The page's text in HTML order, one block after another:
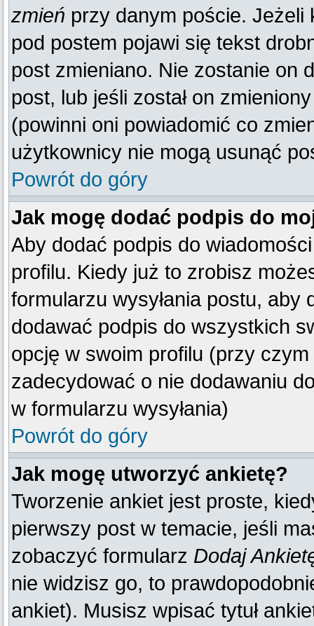
zmień przy danym poście. Jeżeli
pod postem pojawi się tekst
post zmieniano. Nie zostanie on
post, lub jeśli został on
(powinni oni powiadomić co
użytkownicy nie mogą usunąć
Powrót do góry
Jak mogę dodać podpis do
Aby dodać podpis do
profilu. Kiedy już to zrobisz
formularzu wysyłania postu,
dodawać podpis do wszystkich
opcję w swoim profilu (przy
zadecydować o nie dodawaniu
w formularzu wysyłania)
Powrót do góry
Jak mogę utworzyć ankietę?
Tworzenie ankiet jest proste,
pierwszy post w temacie, jeśli
zobaczyć formularz Dodaj
nie widzisz go, to
ankiet). Musisz wpisać tytuł